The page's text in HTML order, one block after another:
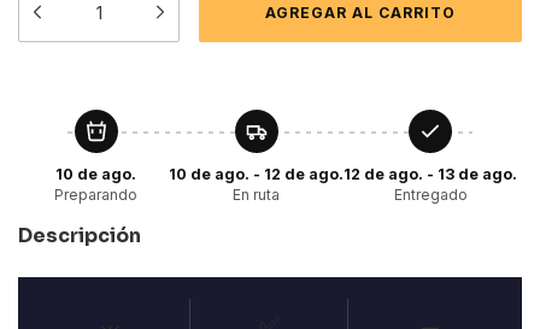
10 de ago.
Preparando
10 de ago. - 12 de ago.
En ruta
12 de ago. - 13 de ago.
Entregado
Descripción